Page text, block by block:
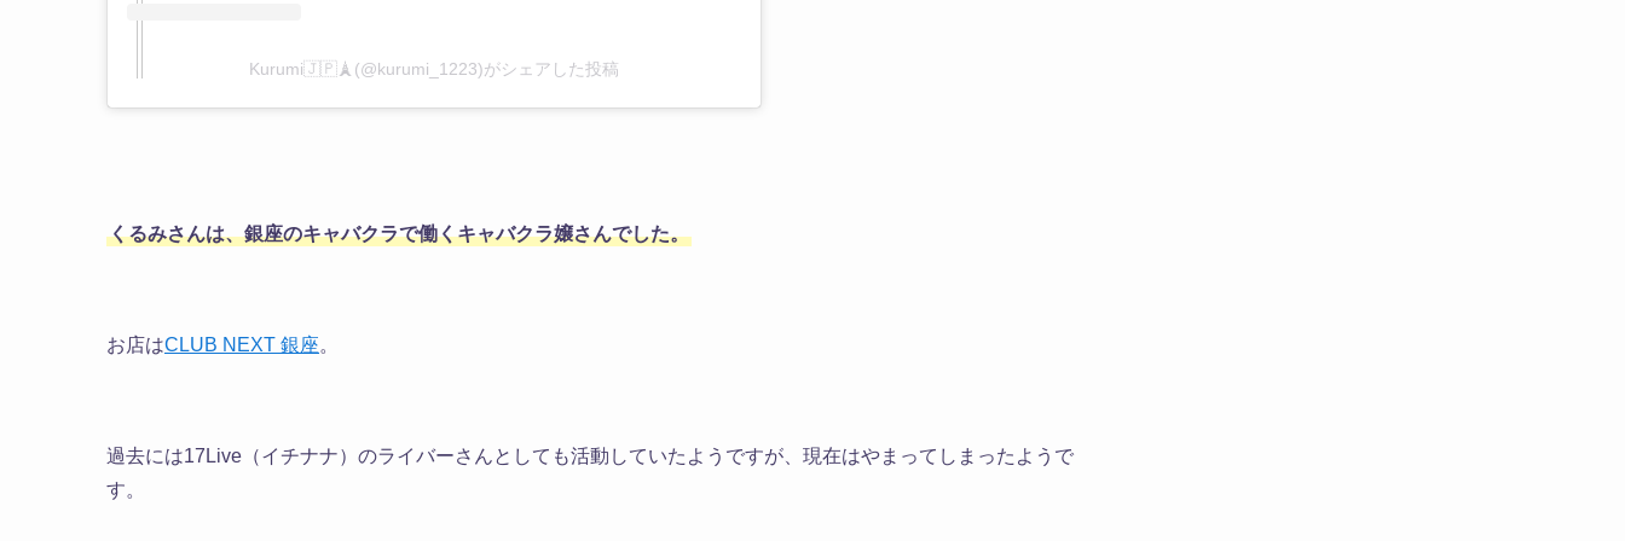
Kurumi🇯🇵🗼(@kurumi_1223)がシェアした投稿
くるみさんは、銀座のキャバクラで働くキャバクラ嬢さんでした。
お店はCLUB NEXT 銀座。
過去には17Live（イチナナ）のライバーさんとしても活動していたようですが、現在はやまってしまったようで
す。